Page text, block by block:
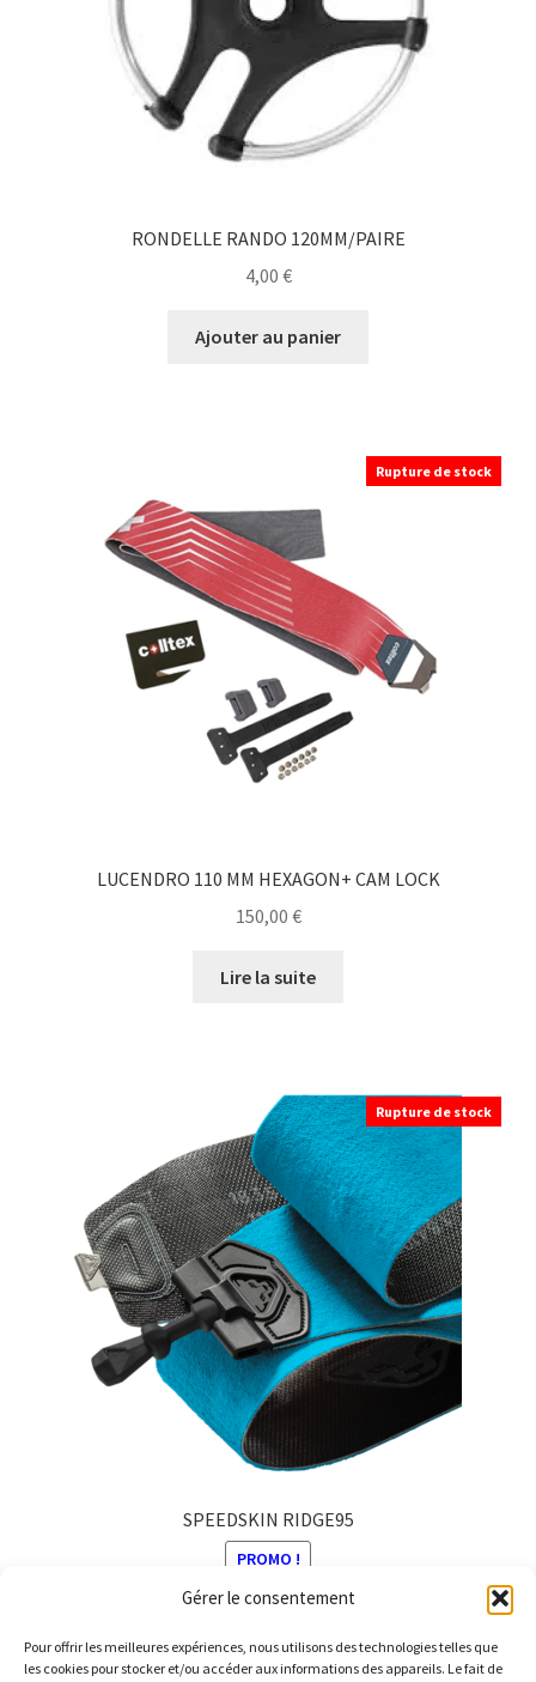
Gérer le consentement
Pour offrir les meilleures expériences, nous utilisons des technologies telles que
les cookies pour stocker et/ou accéder aux informations des appareils. Le fait de
RONDELLE RANDO 120MM/PAIRE
4,00 €
Ajouter au panier
Rupture de stock
LUCENDRO 110 MM HEXAGON+ CAM LOCK
150,00 €
Lire la suite
Rupture de stock
SPEEDSKIN RIDGE95
PROMO !
225,00€Le
prix
initial
200,00€Le
prix
actuel
Ce